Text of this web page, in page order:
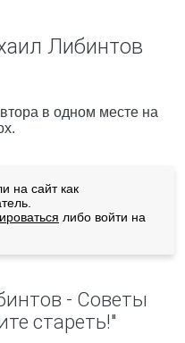
Либинтов
в одном месте на
на сайт как
либо войти на
- Советы
стареть!"